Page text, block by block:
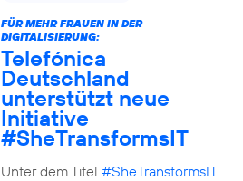
FÜR MEHR FRAUEN IN DER
DIGITALISIERUNG:
Telefónica
Deutschland
unterstützt neue
Initiative
#SheTransformsIT
Unter dem Titel #SheTransformsIT